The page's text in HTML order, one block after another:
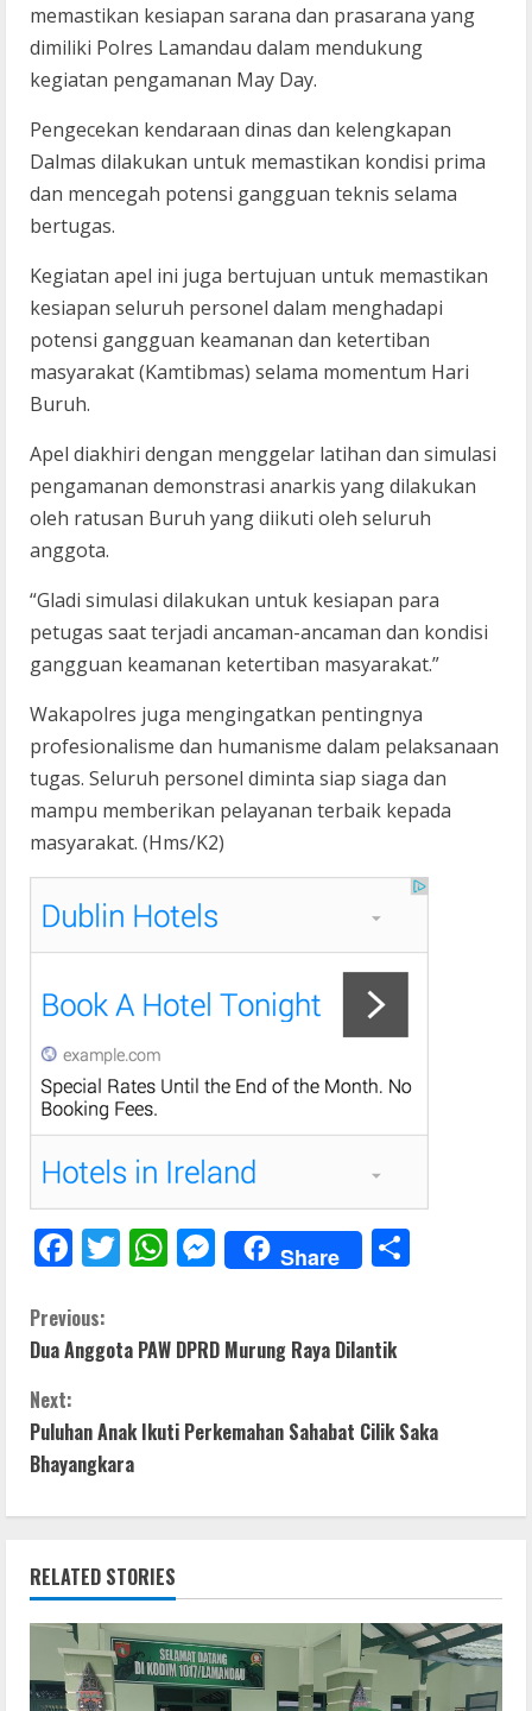
memastikan kesiapan sarana dan prasarana yang
dimiliki Polres Lamandau dalam mendukung
kegiatan pengamanan May Day.
Pengecekan kendaraan dinas dan kelengkapan
Dalmas dilakukan untuk memastikan kondisi prima
dan mencegah potensi gangguan teknis selama
bertugas.
Kegiatan apel ini juga bertujuan untuk memastikan
kesiapan seluruh personel dalam menghadapi
potensi gangguan keamanan dan ketertiban
masyarakat (Kamtibmas) selama momentum Hari
Buruh.
Apel diakhiri dengan menggelar latihan dan simulasi
pengamanan demonstrasi anarkis yang dilakukan
oleh ratusan Buruh yang diikuti oleh seluruh
anggota.
“Gladi simulasi dilakukan untuk kesiapan para
petugas saat terjadi ancaman-ancaman dan kondisi
gangguan keamanan ketertiban masyarakat.”
Wakapolres juga mengingatkan pentingnya
profesionalisme dan humanisme dalam pelaksanaan
tugas. Seluruh personel diminta siap siaga dan
mampu memberikan pelayanan terbaik kepada
masyarakat. (Hms/K2)
F
e
b
o
k
T
er
W
s
p
M
e
e
g
Share
C
o
n
t
i
n
u
e
Previous:
Dua Anggota PAW DPRD Murung Raya Dilantik
Next:
Puluhan Anak Ikuti Perkemahan Sahabat Cilik Saka
Bhayangkara
RELATED STORIES